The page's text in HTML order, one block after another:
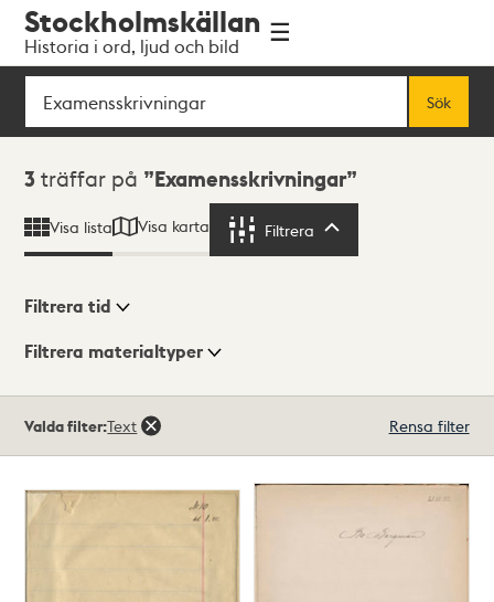
navigationen
huvudinnehållet
Stockholmskällan
Historia i ord, ljud och bild
Sök
Sök
Sökresultat
3 träffar på Examensskrivningar
Visa lista Visa karta Filtrera
Visningsläge
Filtrera tid
Filtrera materialtyper
träffar
Valda filter:Text Rensa filter